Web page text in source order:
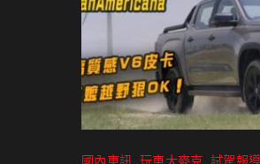
SQ5，完美體現電能創新與高
兩款車型兼具實用性、空間
國內車訊 玩車大麥克 試駕報導